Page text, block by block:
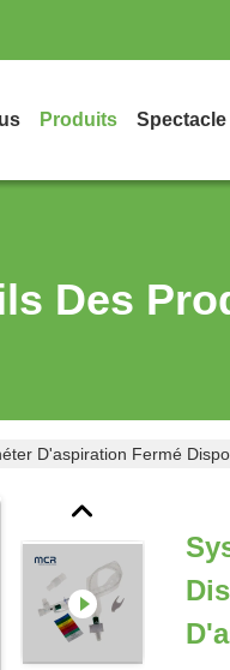
Produits
Des
D'aspiration Fermé